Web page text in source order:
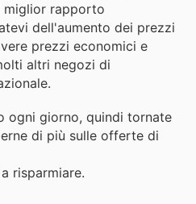
miglior rapporto
dell'aumento dei prezzi
prezzi economici e
altri negozi di
ogni giorno, quindi tornate
di più sulle offerte di
risparmiare.